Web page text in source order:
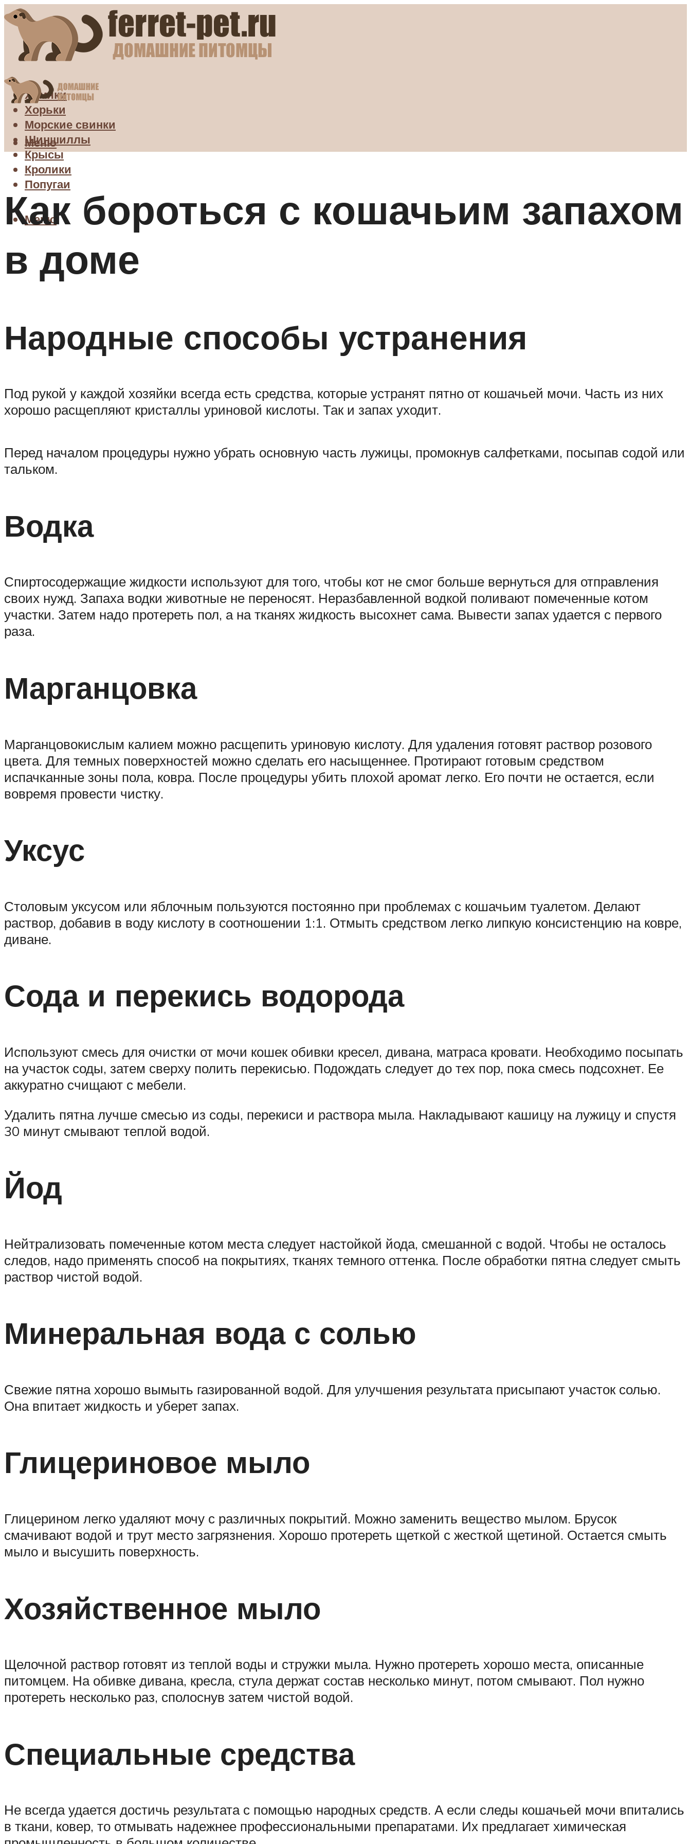
Хомяки
Хорьки
Морские свинки
Шиншиллы
Крысы
Кролики
Попугаи
Меню
Меню
Как бороться с кошачьим запахом
в доме
Народные способы устранения
Под рукой у каждой хозяйки всегда есть средства, которые устранят пятно от кошачьей мочи. Часть из них
хорошо расщепляют кристаллы уриновой кислоты. Так и запах уходит.
Перед началом процедуры нужно убрать основную часть лужицы, промокнув салфетками, посыпав содой или
тальком.
Водка
Спиртосодержащие жидкости используют для того, чтобы кот не смог больше вернуться для отправления
своих нужд. Запаха водки животные не переносят. Неразбавленной водкой поливают помеченные котом
участки. Затем надо протереть пол, а на тканях жидкость высохнет сама. Вывести запах удается с первого
раза.
Марганцовка
Марганцовокислым калием можно расщепить уриновую кислоту. Для удаления готовят раствор розового
цвета. Для темных поверхностей можно сделать его насыщеннее. Протирают готовым средством
испачканные зоны пола, ковра. После процедуры убить плохой аромат легко. Его почти не остается, если
вовремя провести чистку.
Уксус
Столовым уксусом или яблочным пользуются постоянно при проблемах с кошачьим туалетом. Делают
раствор, добавив в воду кислоту в соотношении 1:1. Отмыть средством легко липкую консистенцию на ковре,
диване.
Сода и перекись водорода
Используют смесь для очистки от мочи кошек обивки кресел, дивана, матраса кровати. Необходимо посыпать
на участок соды, затем сверху полить перекисью. Подождать следует до тех пор, пока смесь подсохнет. Ее
аккуратно счищают с мебели.
Удалить пятна лучше смесью из соды, перекиси и раствора мыла. Накладывают кашицу на лужицу и спустя
30 минут смывают теплой водой.
Йод
Нейтрализовать помеченные котом места следует настойкой йода, смешанной с водой. Чтобы не осталось
следов, надо применять способ на покрытиях, тканях темного оттенка. После обработки пятна следует смыть
раствор чистой водой.
Минеральная вода с солью
Свежие пятна хорошо вымыть газированной водой. Для улучшения результата присыпают участок солью.
Она впитает жидкость и уберет запах.
Глицериновое мыло
Глицерином легко удаляют мочу с различных покрытий. Можно заменить вещество мылом. Брусок
смачивают водой и трут место загрязнения. Хорошо протереть щеткой с жесткой щетиной. Остается смыть
мыло и высушить поверхность.
Хозяйственное мыло
Щелочной раствор готовят из теплой воды и стружки мыла. Нужно протереть хорошо места, описанные
питомцем. На обивке дивана, кресла, стула держат состав несколько минут, потом смывают. Пол нужно
протереть несколько раз, сполоснув затем чистой водой.
Специальные средства
Не всегда удается достичь результата с помощью народных средств. А если следы кошачьей мочи впитались
в ткани, ковер, то отмывать надежнее профессиональными препаратами. Их предлагает химическая